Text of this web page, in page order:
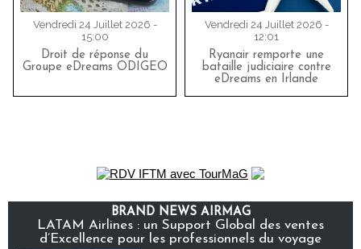
Vendredi 24 Juillet 2026 -
15:00
Droit de réponse du
Groupe eDreams ODIGEO
Vendredi 24 Juillet 2026 -
12:01
Ryanair remporte une
bataille judiciaire contre
eDreams en Irlande
BRAND NEWS AIRMAG
LATAM Airlines : un Support Global des ventes
d’Excellence pour les professionnels du voyage